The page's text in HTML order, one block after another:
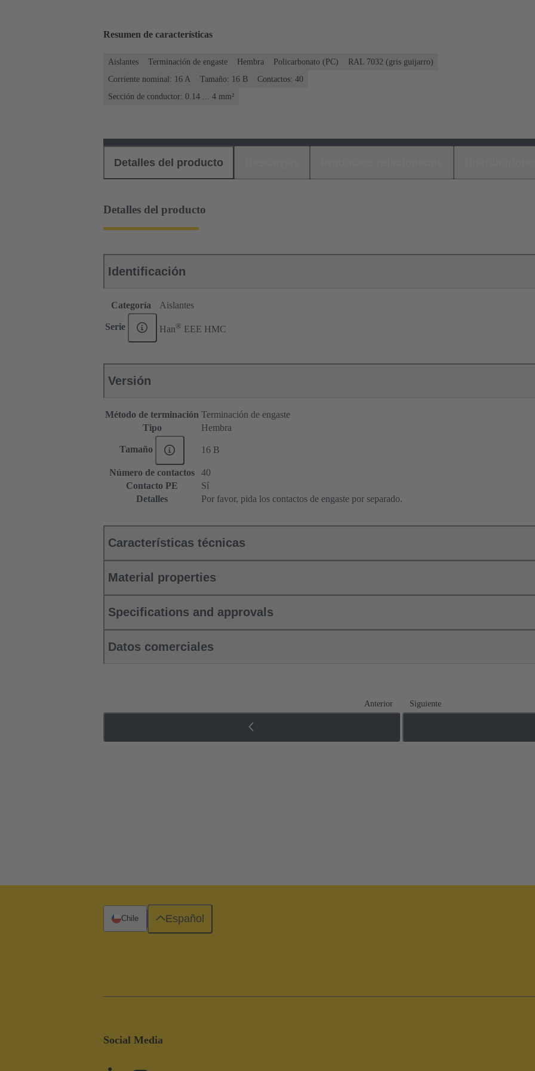
Resumen de características
Aislantes Terminación de engaste Hembra Policarbonato (PC)
RAL 7032 (gris guijarro)
Corriente nominal: ‌16 A
Tamaño: 16 B
Contactos: 40
Sección de conductor: 0.14 ... 4 mm²
Detalles del producto
Detalles del producto
Identificación
Categoría Aislantes
Serie Han® EEE HMC
Versión
Método de terminación Terminación de engaste
Tipo
Hembra
Tamaño 16 B
Número de contactos
40
Contacto PE
Sí
Detalles
Por favor, pida los contactos de engaste por separado.
Características técnicas
Material properties
Specifications and approvals
Datos comerciales
Anterior Siguiente
Social Media
Chile Español